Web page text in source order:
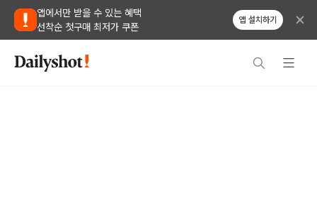
앱에서만 받을 수 있는 혜택
선착순 첫구매 최저가 쿠폰
앱 설치하기